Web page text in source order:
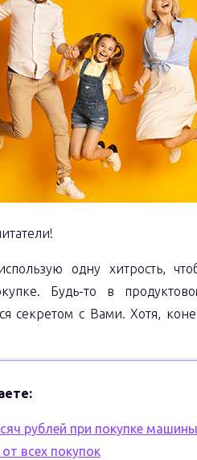
одну хитрость,
Будь-то в
секретом с Вами. Хотя,
рублей при покупке машины
всех покупок